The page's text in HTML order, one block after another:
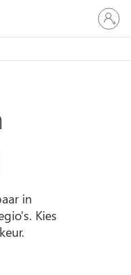
Meld
je
aan
je
in
Kies